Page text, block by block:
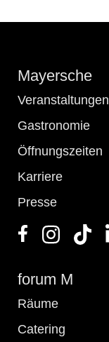
Mayersche
Veranstaltungen
Gastronomie
Öffnungszeiten
Karriere
Presse
forum M
Räume
Catering